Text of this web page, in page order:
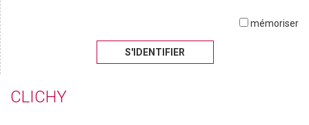
mémoriser
S'IDENTIFIER
CLICHY